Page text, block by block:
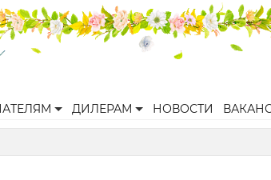
ДИЛЕРАМ НОВОСТИ